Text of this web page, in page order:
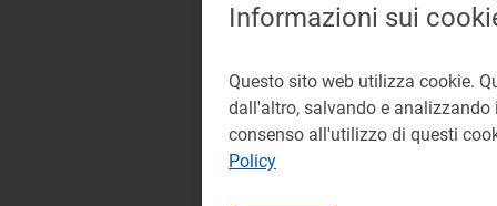
Informazioni sui
Questo sito web utilizza cookie.
dall'altro, salvando e
consenso all'utilizzo di questi
Policy